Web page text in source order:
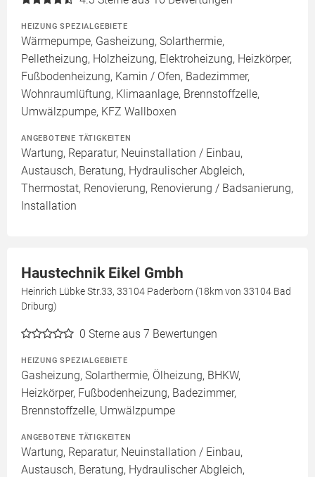
HEIZUNG SPEZIALGEBIETE
Wärmepumpe, Gasheizung, Solarthermie,
Pelletheizung, Holzheizung, Elektroheizung, Heizkörper,
Fußbodenheizung, Kamin / Ofen, Badezimmer,
Wohnraumlüftung, Klimaanlage, Brennstoffzelle,
Umwälzpumpe, KFZ Wallboxen
ANGEBOTENE TÄTIGKEITEN
Wartung, Reparatur, Neuinstallation / Einbau,
Austausch, Beratung, Hydraulischer Abgleich,
Thermostat, Renovierung, Renovierung / Badsanierung,
Installation
Haustechnik Eikel Gmbh
Heinrich Lübke Str.33, 33104 Paderborn (18km von 33104 Bad
Driburg)
0 Sterne aus 7 Bewertungen
HEIZUNG SPEZIALGEBIETE
Gasheizung, Solarthermie, Ölheizung, BHKW,
Heizkörper, Fußbodenheizung, Badezimmer,
Brennstoffzelle, Umwälzpumpe
ANGEBOTENE TÄTIGKEITEN
Wartung, Reparatur, Neuinstallation / Einbau,
Austausch, Beratung, Hydraulischer Abgleich,